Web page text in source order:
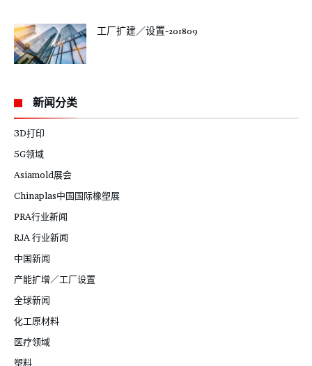
工厂扩建／设置-201809
新闻分类
3D打印
5G领域
Asiamold展会
Chinaplas中国国际橡塑展
PRA行业新闻
RJA 行业新闻
中国新闻
产能扩增／工厂设置
全球新闻
化工原材料
医疗领域
塑料